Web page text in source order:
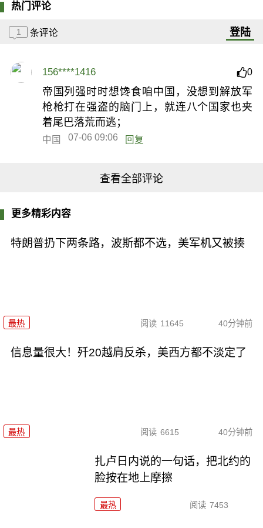
热门评论
1 条评论 登陆
156****1416 0
帝国列强时时想馋食咱中国，没想到解放军
枪枪打在强盗的脑门上，就连八个国家也夹
着尾巴落荒而逃；
中国 07-06 09:06 回复
查看全部评论
更多精彩内容
特朗普扔下两条路，波斯都不选，美军机又被揍
最热 阅读 11645 40分钟前
信息量很大！歼20越肩反杀，美西方都不淡定了
最热 阅读 6615 40分钟前
扎卢日内说的一句话，把北约的
脸按在地上摩擦
最热 阅读 7453